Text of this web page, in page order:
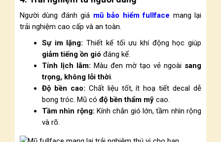
Người dùng đánh giá mũ bảo hiểm fullface mang lại
trải nghiệm cao cấp và an toàn.
Sự im lặng: Thiết kế tối ưu khí động học giúp
giảm tiếng ồn gió đáng kể.
Tính lịch lãm: Màu đen mờ tạo vẻ ngoài sang
trọng, không lỗi thời.
Độ bền cao: Chất liệu tốt, ít hoạ tiết decal dễ
bong tróc. Mũ có độ bền thẩm mỹ cao.
Tầm nhìn rộng: Kính chắn gió lớn, tầm nhìn rộng
và rõ.